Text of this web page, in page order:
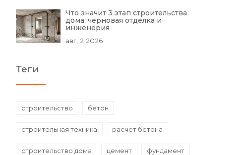
Что значит 3 этап строительства
дома: черновая отделка и
инженерия
авг, 2 2026
Теги
строительство бетон
строительная техника расчет бетона
строительство дома цемент фундамент